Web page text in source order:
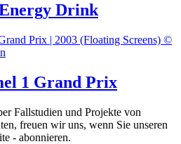
Drink
1 Grand Prix
Fallstudien und Projekte von
freuen wir uns, wenn Sie unseren
- abonnieren.